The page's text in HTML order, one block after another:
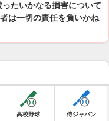
たいかなる損害について
は一切の責任を負いかね
高校野球 侍ジャパン